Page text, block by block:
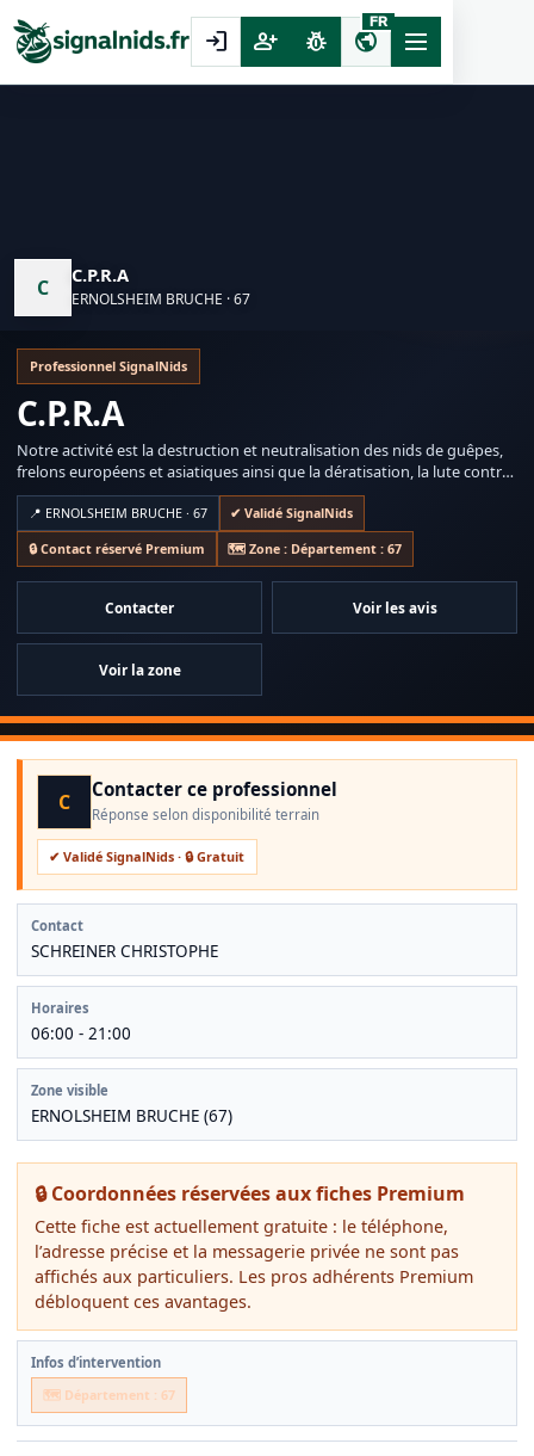
login person_add pest_control public
FR
C
C.P.R.A
ERNOLSHEIM BRUCHE · 67
Professionnel SignalNids
C.P.R.A
Notre activité est la destruction et neutralisation des nids de guêpes,
frelons européens et asiatiques ainsi que la dératisation, la lute contre
les insectes rampants.
Le piégeage et la pose de répulsifs pour la lute contre les intrusions
dans les combles et les cloisons.
📍 ERNOLSHEIM BRUCHE · 67 ✔ Validé SignalNids
🔒 Contact réservé Premium 🗺️ Zone : Département : 67
Contacter Voir les avis
Voir la zone
C Contacter ce professionnel
Réponse selon disponibilité terrain
✔ Validé SignalNids · 🔒 Gratuit
Contact
SCHREINER CHRISTOPHE
Horaires
06:00 - 21:00
Zone visible
ERNOLSHEIM BRUCHE (67)
🔒 Coordonnées réservées aux fiches Premium
Cette fiche est actuellement gratuite : le téléphone,
l’adresse précise et la messagerie privée ne sont pas
affichés aux particuliers. Les pros adhérents Premium
débloquent ces avantages.
Infos d’intervention
🗺️ Département : 67